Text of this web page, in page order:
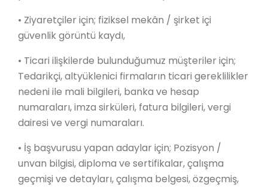
• Ziyaretçiler için; fiziksel mekân / şirket içi
güvenlik görüntü kaydı,
• Ticari ilişkilerde bulunduğumuz müşteriler için;
Tedarikçi, altyüklenici firmaların ticari gereklilikler
nedeni ile mali bilgileri, banka ve hesap
numaraları, imza sirküleri, fatura bilgileri, vergi
dairesi ve vergi numaraları.
• İş başvurusu yapan adaylar için; Pozisyon /
unvan bilgisi, diploma ve sertifikalar, çalışma
geçmişi ve detayları, çalışma belgesi, özgeçmiş,